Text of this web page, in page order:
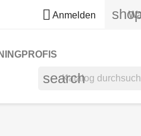
 Anmelden
search